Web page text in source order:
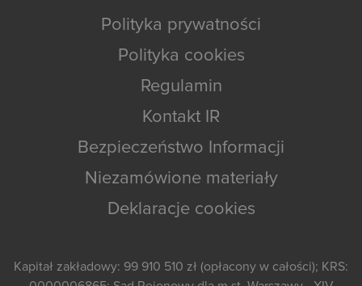
Polityka prywatności
Polityka cookies
Regulamin
Kontakt IR
Bezpieczeństwo Informacji
Niezamówione materiały
Deklaracje cookies
Kapitał zakładowy: 99 910 510 zł (opłacony w całości); KRS: